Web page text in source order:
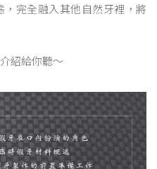
完全融入其他自然牙裡，將
紹給你聽～